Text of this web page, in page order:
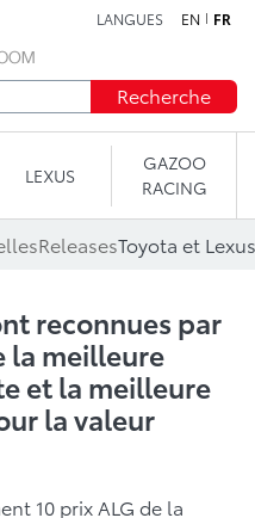
LANGUES EN FR
Recherche
LEXUS
GAZOO
RACING
Releases
reconnues par
la meilleure
et la meilleure
la valeur
10 prix ALG de la